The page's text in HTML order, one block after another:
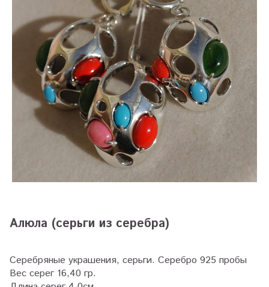
Алюла (серьги из серебра)
Серебряные украшения, серьги. Серебро 925 пробы
Вес серег 16,40 гр.